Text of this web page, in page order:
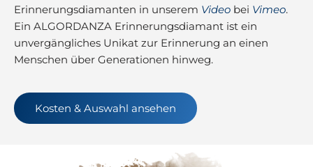
Erinnerungsdiamanten in unserem Video bei Vimeo.
Ein ALGORDANZA Erinnerungsdiamant ist ein
unvergängliches Unikat zur Erinnerung an einen
Menschen über Generationen hinweg.
Kosten & Auswahl ansehen